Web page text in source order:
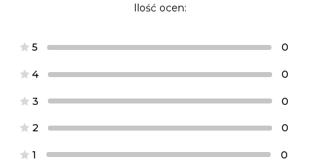
Ilość ocen:
5 0
4 0
3 0
2 0
1 0